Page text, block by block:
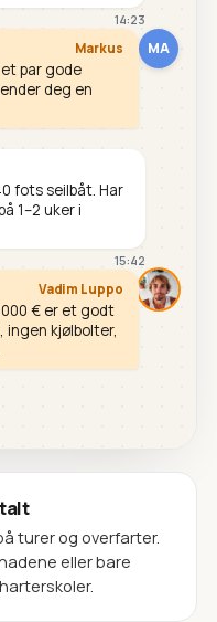
14:23
MA
Markus
par gode
deg en
fots seilbåt. Har
1–2 uker i
15:42
Vadim Luppo
€ er et godt
ingen kjølbolter,
turer og overfarter.
eller bare